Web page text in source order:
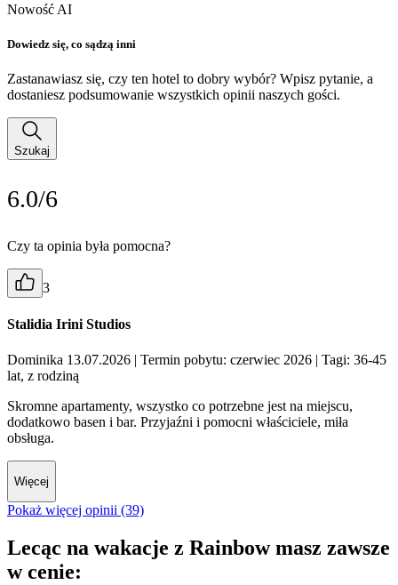
Nowość AI
Dowiedz się, co sądzą inni
Zastanawiasz się, czy ten hotel to dobry wybór? Wpisz pytanie, a
dostaniesz podsumowanie wszystkich opinii naszych gości.
Szukaj
6.0/6
Czy ta opinia była pomocna?
3
Stalidia Irini Studios
Dominika 13.07.2026 | Termin pobytu: czerwiec 2026 | Tagi: 36-45
lat, z rodziną
Skromne apartamenty, wszystko co potrzebne jest na miejscu,
dodatkowo basen i bar. Przyjaźni i pomocni właściciele, miła
obsługa.
Więcej
Pokaż więcej opinii (39)
Lecąc na wakacje z Rainbow masz zawsze
w cenie: